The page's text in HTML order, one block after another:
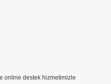
online destek hizmetimizle